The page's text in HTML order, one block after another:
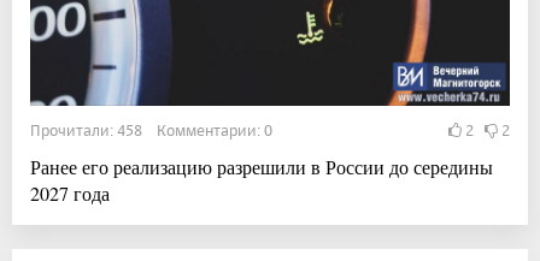
Прочитали: 458 Комментарии: 0 2 2
Ранее его реализацию разрешили в России до середины
2027 года